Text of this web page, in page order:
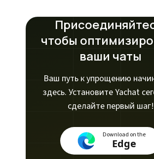
чтобы
ваши чаты
Ваш путь к упрощению
здесь. Установите Yachat
сделайте первый шаг!
Download on the
Edge